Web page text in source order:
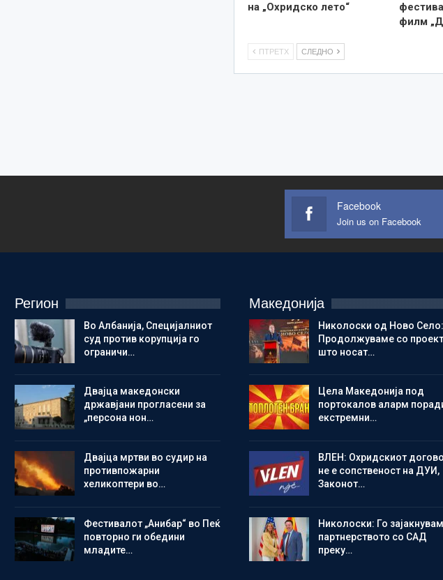
на „Охридско лето“
филм
ПТРЕТХ СЛЕДНО
Facebook
Join us on Facebook
Регион
Во Албанија, Специјалниот
суд против корупција го
ограничи…
Двајца македонски
државјани прогласени за
„персона нон…
Двајца мртви во судир на
противпожарни
хеликоптери во…
Фестивалот „Анибар“ во Пеќ
повторно ги обедини
младите…
Македонија
Николоски од Ново Село:
Продолжуваме со
што носат…
Цела Македонија под
портокалов аларм
екстремни…
ВЛЕН: Охридскиот
не е сопственост на ДУИ,
Законот…
Николоски: Го
партнерството со САД
преку…